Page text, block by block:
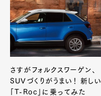
さすがフォルクスワーゲン、
SUVづくりがうまい！ 新しい
「T-Roc」に乗ってみた